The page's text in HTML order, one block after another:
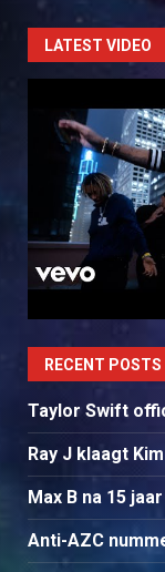
LATEST VIDEO
RECENT POSTS
Taylor Swift
Ray J klaagt
Max B na 15
Anti-AZC